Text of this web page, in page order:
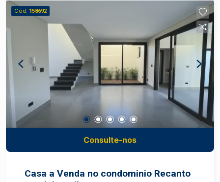
Piscina na cobertura com vista incrível para a
cidade, perfeito para relaxar e socializar.
Localização: próximo a serviços, transporte
público, comércios e com fácil acesso a
principais vias da cidade.
Cód. 158692
Consulte-nos
Casa a Venda no condominio Recanto